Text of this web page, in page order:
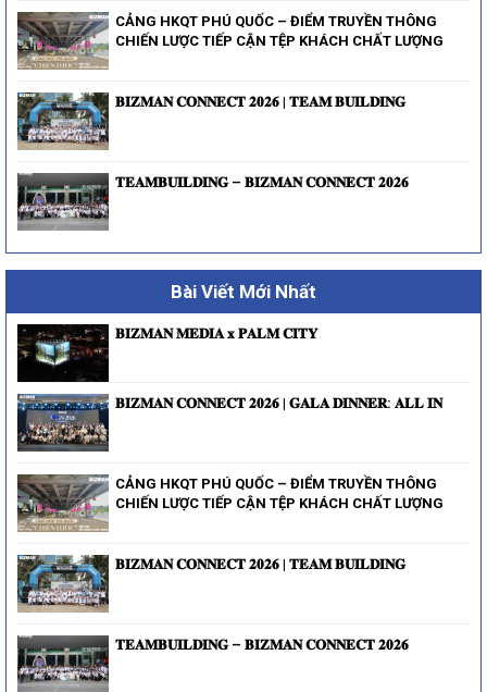
CẢNG HKQT PHÚ QUỐC – ĐIỂM TRUYỀN THÔNG
CHIẾN LƯỢC TIẾP CẬN TỆP KHÁCH CHẤT LƯỢNG
𝐁𝐈𝐙𝐌𝐀𝐍 𝐂𝐎𝐍𝐍𝐄𝐂𝐓 𝟐𝟎𝟐𝟔 | 𝐓𝐄𝐀𝐌 𝐁𝐔𝐈𝐋𝐃𝐈𝐍𝐆
𝐓𝐄𝐀𝐌𝐁𝐔𝐈𝐋𝐃𝐈𝐍𝐆 – 𝐁𝐈𝐙𝐌𝐀𝐍 𝐂𝐎𝐍𝐍𝐄𝐂𝐓 𝟐𝟎𝟐𝟔
Bài Viết Mới Nhất
𝐁𝐈𝐙𝐌𝐀𝐍 𝐌𝐄𝐃𝐈𝐀 𝐱 𝐏𝐀𝐋𝐌 𝐂𝐈𝐓𝐘
𝐁𝐈𝐙𝐌𝐀𝐍 𝐂𝐎𝐍𝐍𝐄𝐂𝐓 𝟐𝟎𝟐𝟔 | 𝐆𝐀𝐋𝐀 𝐃𝐈𝐍𝐍𝐄𝐑: 𝐀𝐋𝐋 𝐈𝐍
CẢNG HKQT PHÚ QUỐC – ĐIỂM TRUYỀN THÔNG
CHIẾN LƯỢC TIẾP CẬN TỆP KHÁCH CHẤT LƯỢNG
𝐁𝐈𝐙𝐌𝐀𝐍 𝐂𝐎𝐍𝐍𝐄𝐂𝐓 𝟐𝟎𝟐𝟔 | 𝐓𝐄𝐀𝐌 𝐁𝐔𝐈𝐋𝐃𝐈𝐍𝐆
𝐓𝐄𝐀𝐌𝐁𝐔𝐈𝐋𝐃𝐈𝐍𝐆 – 𝐁𝐈𝐙𝐌𝐀𝐍 𝐂𝐎𝐍𝐍𝐄𝐂𝐓 𝟐𝟎𝟐𝟔